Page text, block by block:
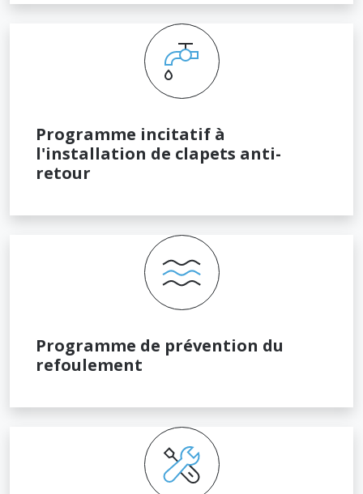
Programme incitatif à
l'installation de clapets anti-
retour
Programme de prévention du
refoulement